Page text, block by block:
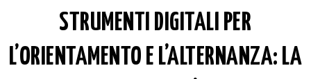
STRUMENTI DIGITALI PER
L’ORIENTAMENTO E L’ALTERNANZA: LA